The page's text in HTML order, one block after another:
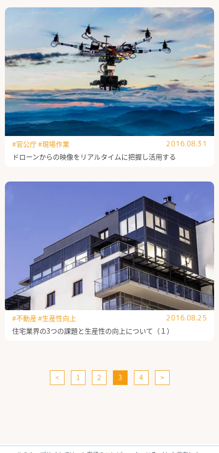
ドローンからの映像をリアルタイムに把握し活用する
#官公庁#現場作業 2016.08.31
住宅業界の3つの課題と生産性の向上について（１）
#不動産#生産性向上 2016.08.25
< 1 2 3 4 >